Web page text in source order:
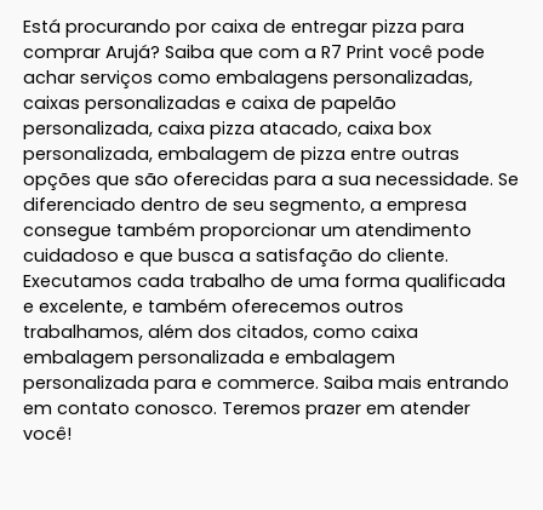
Está procurando por caixa de entregar pizza para
comprar Arujá? Saiba que com a R7 Print você pode
achar serviços como embalagens personalizadas,
caixas personalizadas e caixa de papelão
personalizada, caixa pizza atacado, caixa box
personalizada, embalagem de pizza entre outras
opções que são oferecidas para a sua necessidade. Se
diferenciado dentro de seu segmento, a empresa
consegue também proporcionar um atendimento
cuidadoso e que busca a satisfação do cliente.
Executamos cada trabalho de uma forma qualificada
e excelente, e também oferecemos outros
trabalhamos, além dos citados, como caixa
embalagem personalizada e embalagem
personalizada para e commerce. Saiba mais entrando
em contato conosco. Teremos prazer em atender
você!